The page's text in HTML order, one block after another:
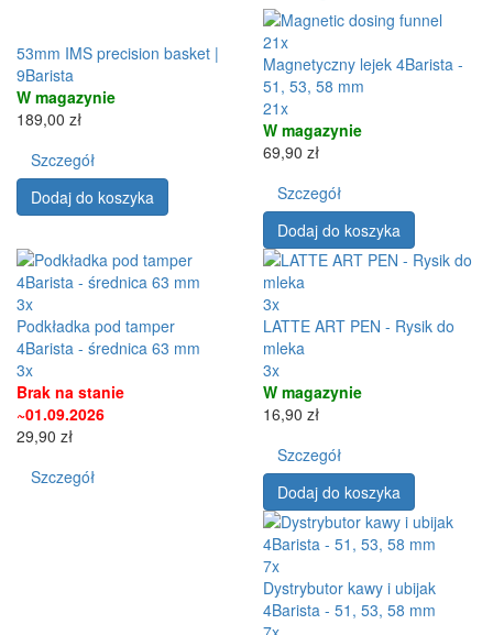
53mm IMS precision basket |
9Barista
W magazynie
189,00 zł
Szczegół
Dodaj do koszyka
21x
Magnetyczny lejek 4Barista -
51, 53, 58 mm
21x
W magazynie
69,90 zł
Szczegół
Dodaj do koszyka
3x
Podkładka pod tamper
4Barista - średnica 63 mm
3x
Brak na stanie
~01.09.2026
29,90 zł
Szczegół
3x
LATTE ART PEN - Rysik do
mleka
3x
W magazynie
16,90 zł
Szczegół
Dodaj do koszyka
7x
Dystrybutor kawy i ubijak
4Barista - 51, 53, 58 mm